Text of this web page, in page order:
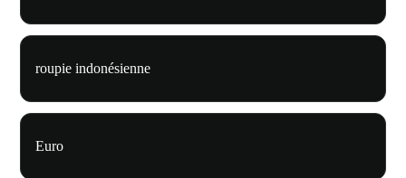
roupie indonésienne
Euro